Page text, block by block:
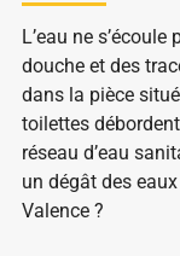
L’eau ne
douche et des
dans la pièce
toilettes
réseau d’eau
un dégât des
Valence ?